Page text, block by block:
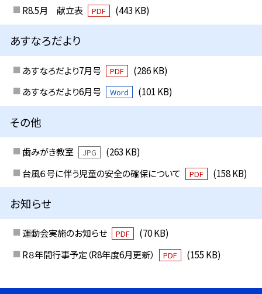
R8.5月 献立表
PDF (443 KB)
あすなろだより
あすなろだより7月号 PDF
(286 KB)
あすなろだより6月号
Word (101 KB)
その他
歯みがき教室 JPG
(263 KB)
台風６号に伴う児童の安全の確保について
PDF (158 KB)
お知らせ
運動会実施のお知らせ PDF
(70 KB)
R８年間行事予定（R8年度6月更新）
PDF (155 KB)